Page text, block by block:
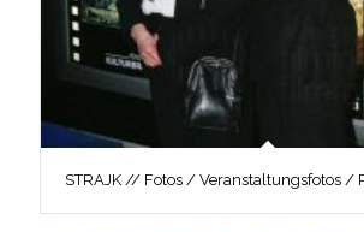
STRAJK // Fotos / Veranstaltungsfotos /